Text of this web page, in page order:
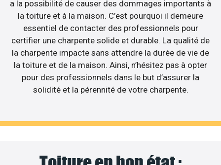
a la possibilité de causer des dommages importants à
la toiture et à la maison. C’est pourquoi il demeure
essentiel de contacter des professionnels pour
certifier une charpente solide et durable. La qualité de
la charpente impacte sans attendre la durée de vie de
la toiture et de la maison. Ainsi, n’hésitez pas à opter
pour des professionnels dans le but d’assurer la
solidité et la pérennité de votre charpente.